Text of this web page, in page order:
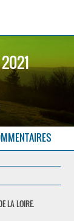
LA LOIRE.